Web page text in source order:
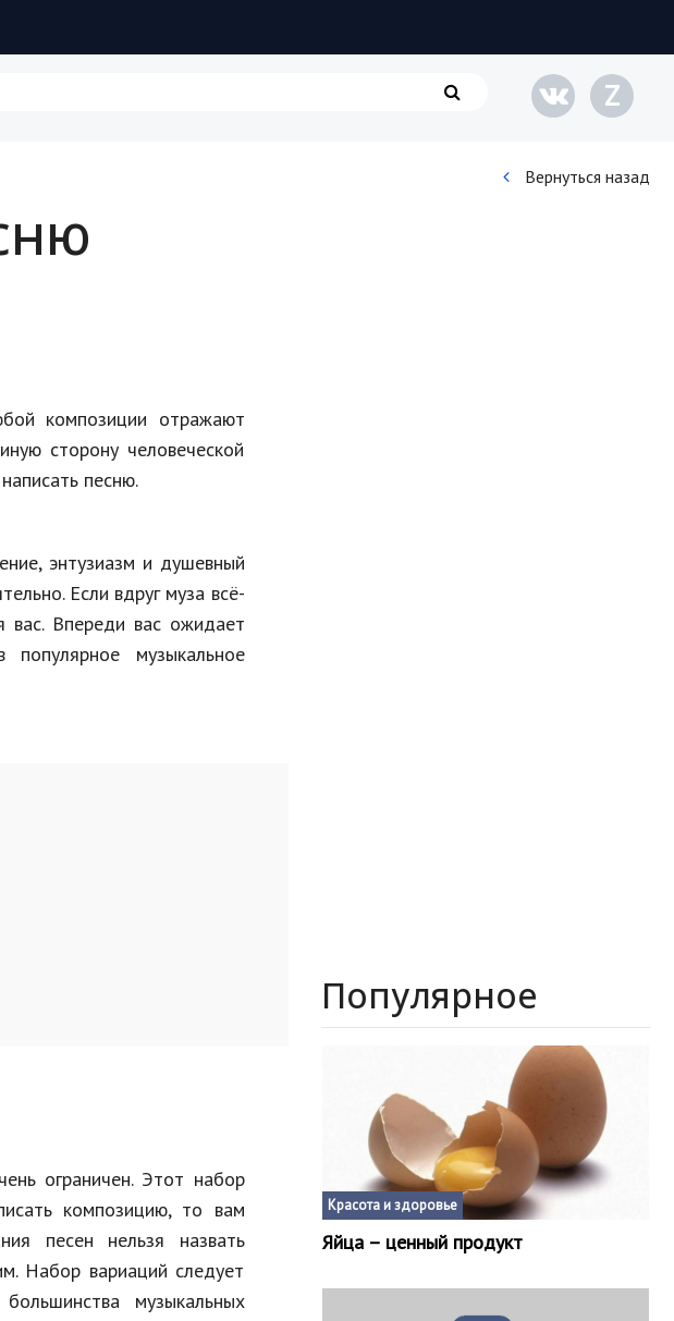
Строительство
Культура и общество
Бизнес
Хобби и развлечения
Финансы
Z
Вернуться назад
композиции отражают
сторону человеческой
песню.
энтузиазм и душевный
Если вдруг муза всё-
вас. Впереди вас ожидает
музыкальное
ограничен. Этот набор
композицию, то вам
песен нельзя назвать
Набор вариаций следует
музыкальных
Популярное
Красота и здоровье
Яйца – ценный продукт